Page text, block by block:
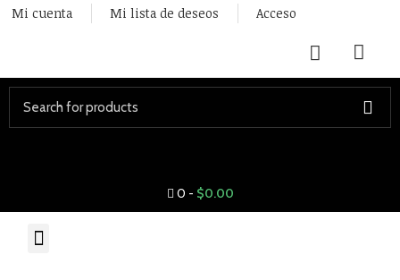
Mi cuenta Mi lista de deseos Acceso
0 - $0.00